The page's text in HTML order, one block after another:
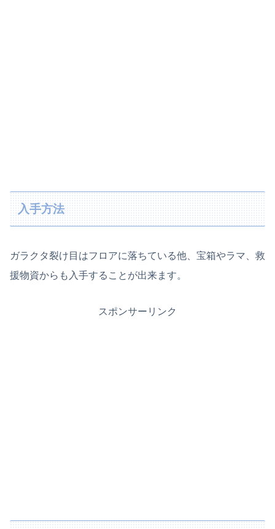
入手方法
ガラクタ裂け目はフロアに落ちている他、宝箱やラマ、救
援物資からも入手することが出来ます。
スポンサーリンク